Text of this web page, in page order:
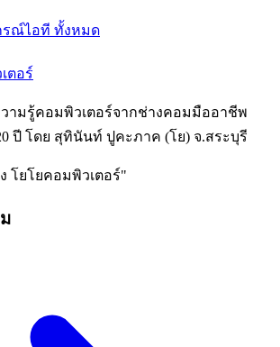
รณ์ไอที ทั้งหมด
ตอร์
ามรู้คอมพิวเตอร์จากช่างคอมมืออาชีพ
ปี โดย สุทินันท์ ปูคะภาค (โย) จ.สระบุรี
โยโยคอมพิวเตอร์"